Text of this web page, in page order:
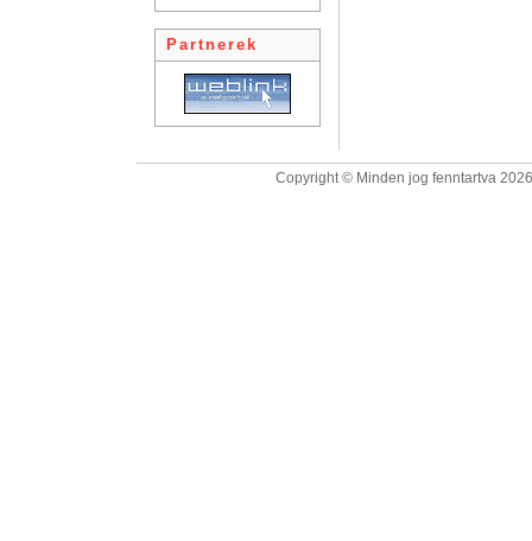
Partnerek
Copyright © Minden jog fenntartva